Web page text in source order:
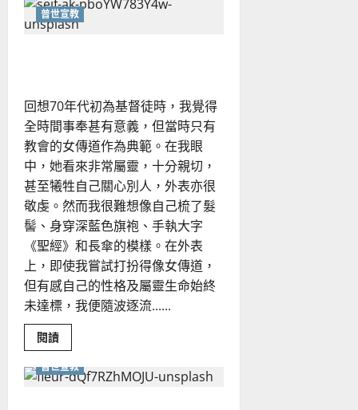
人
宣
教
角
色
｜
四
維
傳
道
普世宣教
回想70年代初為基督徒時，我覺得
全時間事奉甚有意義，但當時只有
教會的女傳道作為典範。在我眼
中，她看來非常屬靈，十分親切，
甚至犧牲自己關心別人，外表亦很
敬虔。然而我很難想像自己梳了髮
髻、身穿深藍色旗袍、手執大字
《聖經》和長傘的模樣。在外表
上，即使我嘗試打扮得像女傳道，
但有感自己的性格及屬靈生命始終
未達標，我便隨波逐流......
閱讀Read
more
宣
教
普世宣教